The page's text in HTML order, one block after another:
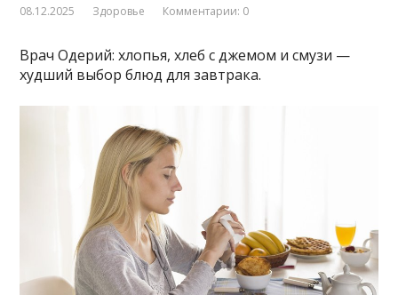
08.12.2025 Здоровье Комментарии: 0
Врач Одерий: хлопья, хлеб с джемом и смузи —
худший выбор блюд для завтрака.